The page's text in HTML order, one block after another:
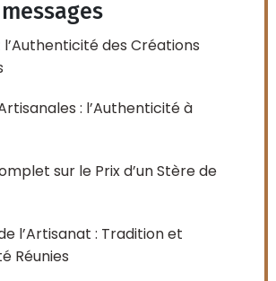
des Créations
: l’Authenticité à
sur le Prix d’un Stère de
l’Artisanat : Tradition et
Réunies